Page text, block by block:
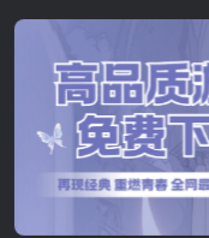
开通会员，全站资